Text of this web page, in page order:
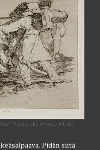
Museo del Prado Plate
Pidän siitä